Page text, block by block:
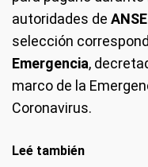
autoridades de
selección
Emergencia,
marco de la
Coronavirus.
Leé también